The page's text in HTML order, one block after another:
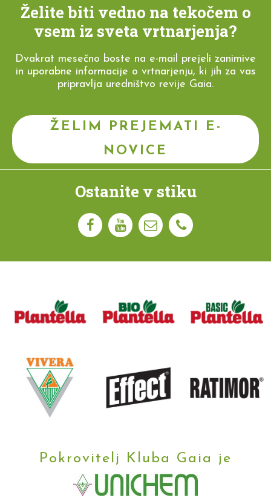
Želite biti vedno na tekočem o
vsem iz sveta vrtnarjenja?
Dvakrat mesečno boste na e-mail prejeli zanimive
in uporabne informacije o vrtnarjenju, ki jih za vas
pripravlja uredništvo revije Gaia.
ŽELIM PREJEMATI E-
NOVICE
Ostanite v stiku
Pokrovitelj Kluba Gaia je